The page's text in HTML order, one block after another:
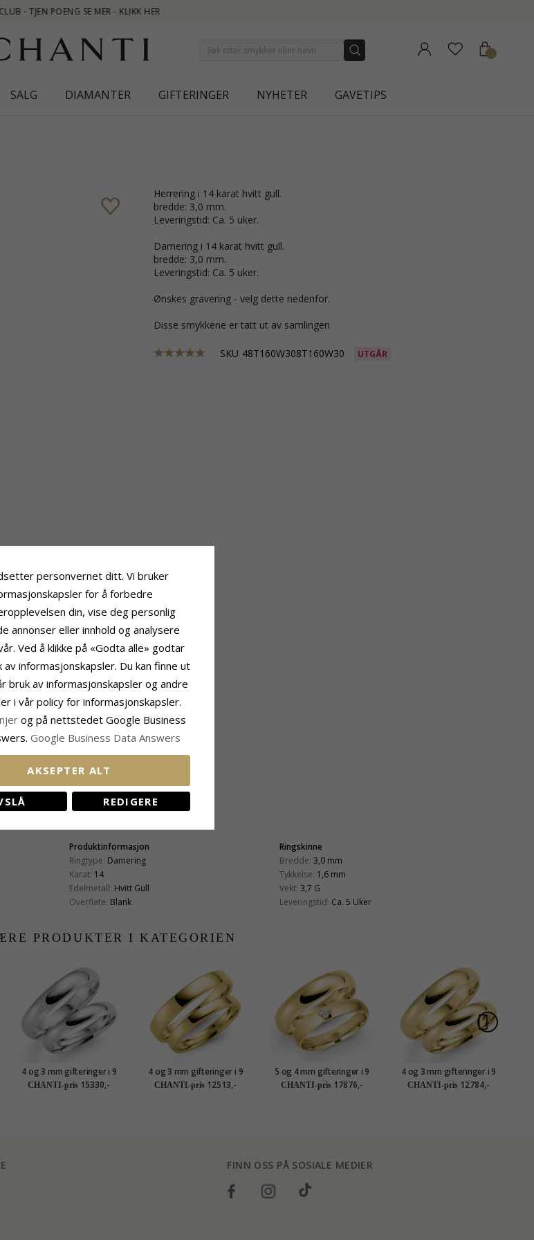
SALG DIAMANTER GIFTERINGER NYHETER GAVETIPS
Herrering i 14 karat hvitt gull.
bredde: 3,0 mm.
Leveringstid: Ca. 5 uker.
Damering i 14 karat hvitt gull.
bredde: 3,0 mm.
Leveringstid: Ca. 5 uker.
Ønskes gravering - velg dette nedenfor.
Disse smykkene er tatt ut av samlingen
SKU 48T160W308T160W30 UTGÅR
Produktinformasjon
Ringtype: Damering
Karat: 14
Edelmetall: Hvitt Gull
Overflate: Blank
Ringskinne
Bredde: 3,0 mm
Tykkelse: 1,6 mm
Vekt: 3,7 G
Leveringstid: Ca. 5 Uker
PRODUKTER I KATEGORIEN
4 og 3 mm gifteringer i 9
karat hvitt gull - par
CHANTI-pris 15330,-
4 og 3 mm gifteringer i 9
karat gull - par
CHANTI-pris 12513,-
5 og 4 mm gifteringer i 9
karat gull 0,03 ct - par
CHANTI-pris 17876,-
4 og 3 mm gifteringer i 9
karat gull - par
CHANTI-pris 12784,-
FINN OSS PÅ SOSIALE MEDIER
personvernet ditt. Vi bruker
for å forbedre
din, vise deg personlig
annonser eller innhold og analysere
Ved å klikke på «Godta alle» godtar
av informasjonskapsler. Du kan finne ut
bruk av informasjonskapsler og andre
i vår policy for informasjonskapsler.
og på nettstedet Google Business
Google Business Data Answers
AKSEPTER ALT
REDIGERE